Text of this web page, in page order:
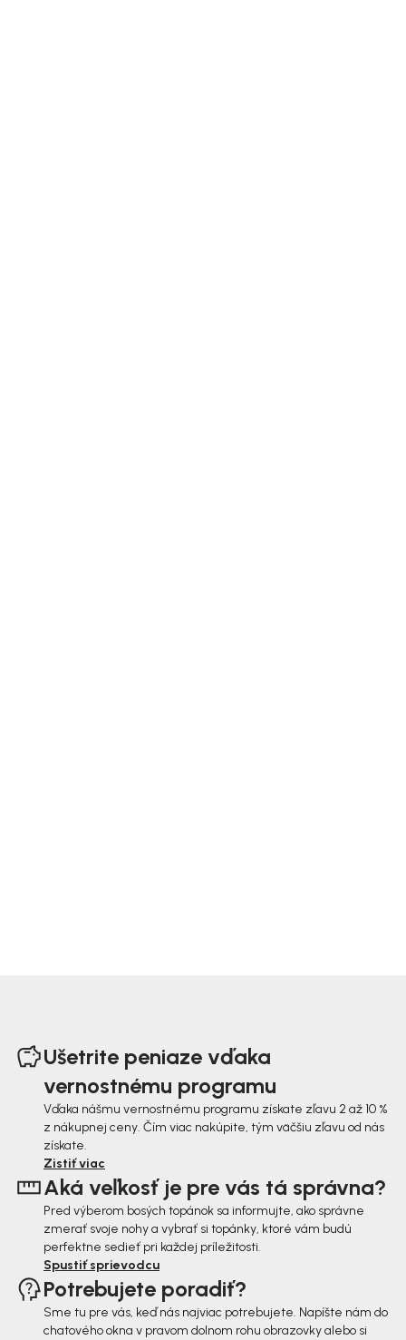
Ušetrite peniaze vďaka
vernostnému programu
Vďaka nášmu vernostnému programu získate zľavu 2 až 10 %
z nákupnej ceny. Čím viac nakúpite, tým väčšiu zľavu od nás
získate.
Zistiť viac
Aká veľkosť je pre vás tá správna?
Pred výberom bosých topánok sa informujte, ako správne
zmerať svoje nohy a vybrať si topánky, ktoré vám budú
perfektne sedieť pri každej príležitosti.
Spustiť sprievodcu
Potrebujete poradiť?
Sme tu pre vás, keď nás najviac potrebujete. Napíšte nám do
chatového okna v pravom dolnom rohu obrazovky alebo si